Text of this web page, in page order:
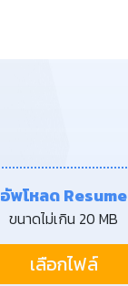
อัพโหลด Resume
ขนาดไม่เกิน 20 MB
เลือกไฟล์